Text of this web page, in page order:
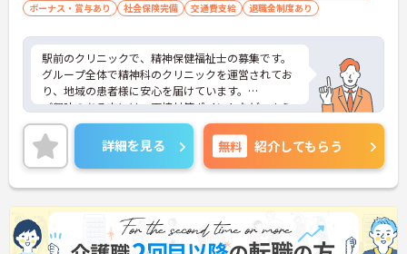
ボーナス・賞与あり
社会保険完備 交通費支給 退職金制度あり
駅前のクリニックで、精神保健福祉士の募集です。
グループ全体で精神科のクリニックを運営されてお
り、地域の患者様に安心を届けています。
ご興味のある方には、面接対策ポイントなど、さら
に詳細をお話しいたしますのでお気軽にご相談くだ
さい！
詳細を見る 無料 紹介してもらう